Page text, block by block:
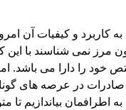
به کاربرد و کیفیات آن
مرز نمی شناسند با
خود را دارا می باشد.
در عرصه‌ های
اطرافمان بیاندازیم تا